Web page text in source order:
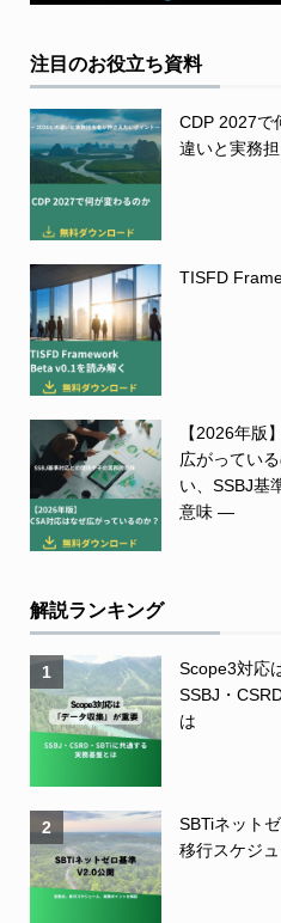
注目のお役立ち資料
CDP 2027
違いと実務
TISFD
【2026年版
広がってい
い、SSBJ基
意味 ―
解説ランキング
1
Scope3対応
SSBJ・
は
2
SBTiネット
移行スケジ